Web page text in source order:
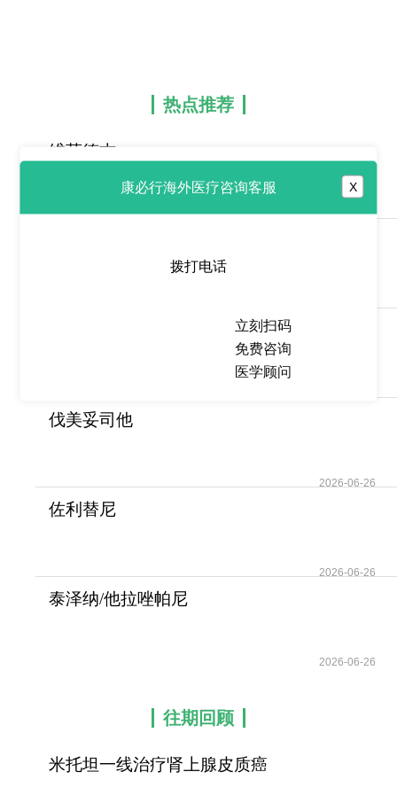
热点推荐
维莫德吉
2026-06-28
(Rydapt/midostaurin)的
米哚妥林(Rydapt/midostaurin)
伐美妥司他
2026-06-26
佐利替尼
2026-06-26
泰泽纳/他拉唑帕尼
2026-06-26
往期回顾
米托坦一线治疗肾上腺皮质癌
康必行海外医疗咨询客服 X
拨打电话
立刻扫码
免费咨询
医学顾问